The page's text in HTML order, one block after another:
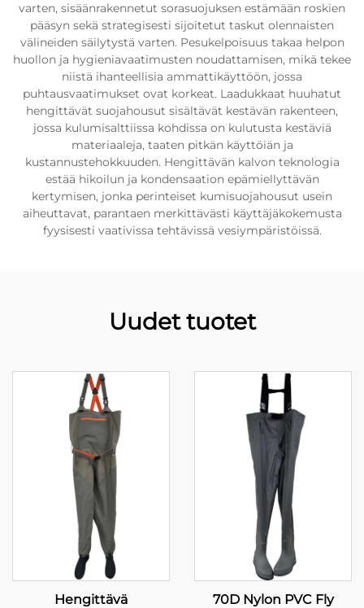
varten, sisäänrakennetut sorasuojuksen estämään roskien
pääsyn sekä strategisesti sijoitetut taskut olennaisten
välineiden säilytystä varten. Pesukelpoisuus takaa helpon
huollon ja hygieniavaatimusten noudattamisen, mikä tekee
niistä ihanteellisia ammattikäyttöön, jossa
puhtausvaatimukset ovat korkeat. Laadukkaat huuhatut
hengittävät suojahousut sisältävät kestävän rakenteen,
jossa kulumisalttiissa kohdissa on kulutusta kestäviä
materiaaleja, taaten pitkän käyttöiän ja
kustannustehokkuuden. Hengittävän kalvon teknologia
estää hikoilun ja kondensaation epämiellyttävän
kertymisen, jonka perinteiset kumisuojahousut usein
aiheuttavat, parantaen merkittävästi käyttäjäkokemusta
fyysisesti vaativissa tehtävissä vesiympäristöissä.
Uudet tuotet
Hengittävä
70D Nylon PVC Fly